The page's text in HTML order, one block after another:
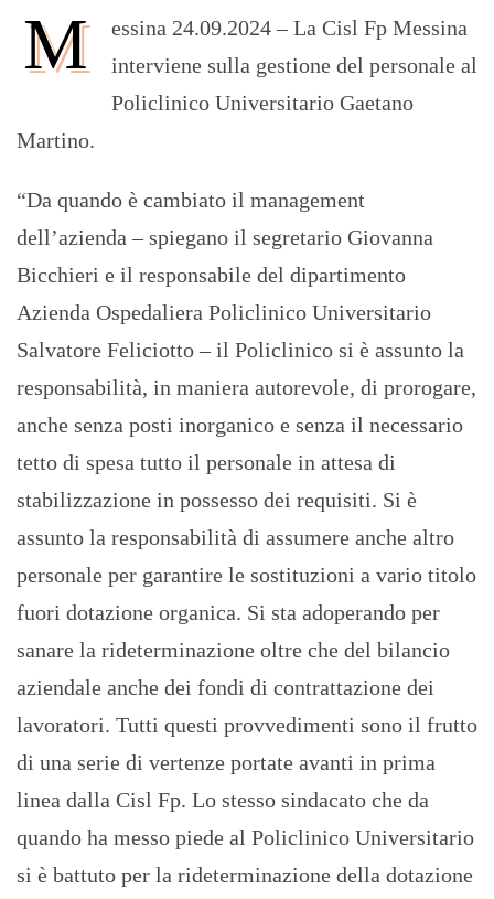
M
essina 24.09.2024 – La Cisl Fp Messina
interviene sulla gestione del personale al
Policlinico Universitario Gaetano
Martino.
“Da quando è cambiato il management
dell’azienda – spiegano il segretario Giovanna
Bicchieri e il responsabile del dipartimento
Azienda Ospedaliera Policlinico Universitario
Salvatore Feliciotto – il Policlinico si è assunto la
responsabilità, in maniera autorevole, di prorogare,
anche senza posti inorganico e senza il necessario
tetto di spesa tutto il personale in attesa di
stabilizzazione in possesso dei requisiti. Si è
assunto la responsabilità di assumere anche altro
personale per garantire le sostituzioni a vario titolo
fuori dotazione organica. Si sta adoperando per
sanare la rideterminazione oltre che del bilancio
aziendale anche dei fondi di contrattazione dei
lavoratori. Tutti questi provvedimenti sono il frutto
di una serie di vertenze portate avanti in prima
linea dalla Cisl Fp. Lo stesso sindacato che da
quando ha messo piede al Policlinico Universitario
si è battuto per la rideterminazione della dotazione